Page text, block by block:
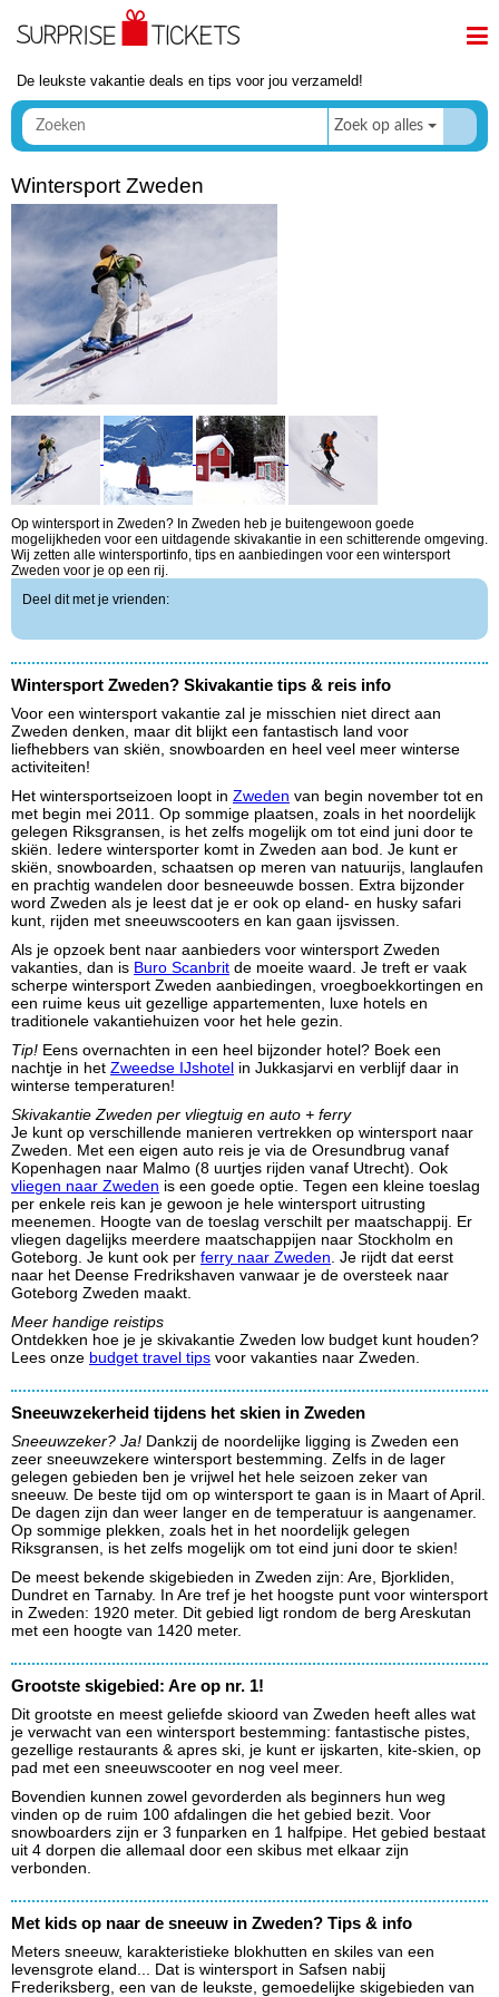
De leukste vakantie deals en tips voor jou verzameld!
Zoek op alles
Wintersport Zweden
Op wintersport in Zweden? In Zweden heb je buitengewoon goede
mogelijkheden voor een uitdagende skivakantie in een schitterende omgeving.
Wij zetten alle wintersportinfo, tips en aanbiedingen voor een wintersport
Zweden voor je op een rij.
Deel dit met je vrienden:
Wintersport Zweden? Skivakantie tips & reis info
Voor een wintersport vakantie zal je misschien niet direct aan
Zweden denken, maar dit blijkt een fantastisch land voor
liefhebbers van skiën, snowboarden en heel veel meer winterse
activiteiten!
Het wintersportseizoen loopt in Zweden van begin november tot en
met begin mei 2011. Op sommige plaatsen, zoals in het noordelijk
gelegen Riksgransen, is het zelfs mogelijk om tot eind juni door te
skiën. Iedere wintersporter komt in Zweden aan bod. Je kunt er
skiën, snowboarden, schaatsen op meren van natuurijs, langlaufen
en prachtig wandelen door besneeuwde bossen. Extra bijzonder
word Zweden als je leest dat je er ook op eland- en husky safari
kunt, rijden met sneeuwscooters en kan gaan ijsvissen.
Als je opzoek bent naar aanbieders voor wintersport Zweden
vakanties, dan is Buro Scanbrit de moeite waard. Je treft er vaak
scherpe wintersport Zweden aanbiedingen, vroegboekkortingen en
een ruime keus uit gezellige appartementen, luxe hotels en
traditionele vakantiehuizen voor het hele gezin.
Tip! Eens overnachten in een heel bijzonder hotel? Boek een
nachtje in het Zweedse IJshotel in Jukkasjarvi en verblijf daar in
winterse temperaturen!
Skivakantie Zweden per vliegtuig en auto + ferry
Je kunt op verschillende manieren vertrekken op wintersport naar
Zweden. Met een eigen auto reis je via de Oresundbrug vanaf
Kopenhagen naar Malmo (8 uurtjes rijden vanaf Utrecht). Ook
vliegen naar Zweden is een goede optie. Tegen een kleine toeslag
per enkele reis kan je gewoon je hele wintersport uitrusting
meenemen. Hoogte van de toeslag verschilt per maatschappij. Er
vliegen dagelijks meerdere maatschappijen naar Stockholm en
Goteborg. Je kunt ook per ferry naar Zweden. Je rijdt dat eerst
naar het Deense Fredrikshaven vanwaar je de oversteek naar
Goteborg Zweden maakt.
Meer handige reistips
Ontdekken hoe je je skivakantie Zweden low budget kunt houden?
Lees onze budget travel tips voor vakanties naar Zweden.
Sneeuwzekerheid tijdens het skien in Zweden
Sneeuwzeker? Ja! Dankzij de noordelijke ligging is Zweden een
zeer sneeuwzekere wintersport bestemming. Zelfs in de lager
gelegen gebieden ben je vrijwel het hele seizoen zeker van
sneeuw. De beste tijd om op wintersport te gaan is in Maart of April.
De dagen zijn dan weer langer en de temperatuur is aangenamer.
Op sommige plekken, zoals het in het noordelijk gelegen
Riksgransen, is het zelfs mogelijk om tot eind juni door te skien!
De meest bekende skigebieden in Zweden zijn: Are, Bjorkliden,
Dundret en Tarnaby. In Are tref je het hoogste punt voor wintersport
in Zweden: 1920 meter. Dit gebied ligt rondom de berg Areskutan
met een hoogte van 1420 meter.
Grootste skigebied: Are op nr. 1!
Dit grootste en meest geliefde skioord van Zweden heeft alles wat
je verwacht van een wintersport bestemming: fantastische pistes,
gezellige restaurants & apres ski, je kunt er ijskarten, kite-skien, op
pad met een sneeuwscooter en nog veel meer.
Bovendien kunnen zowel gevorderden als beginners hun weg
vinden op de ruim 100 afdalingen die het gebied bezit. Voor
snowboarders zijn er 3 funparken en 1 halfpipe. Het gebied bestaat
uit 4 dorpen die allemaal door een skibus met elkaar zijn
verbonden.
Met kids op naar de sneeuw in Zweden? Tips & info
Meters sneeuw, karakteristieke blokhutten en skiles van een
levensgrote eland... Dat is wintersport in Safsen nabij
Frederiksberg, een van de leukste, gemoedelijke skigebieden van